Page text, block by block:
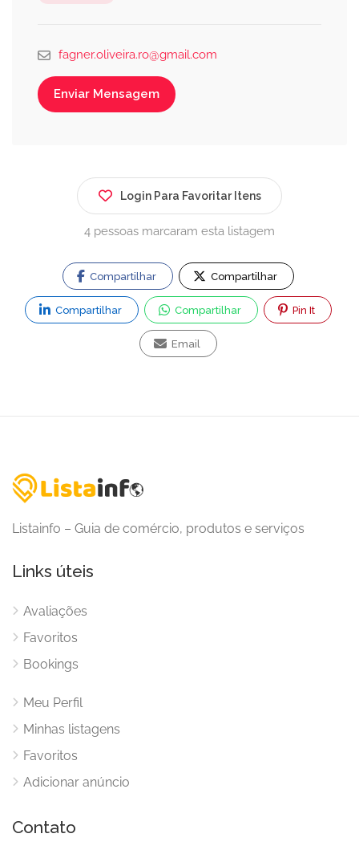
fagner.oliveira.ro@gmail.com
Enviar Mensagem
Login Para Favoritar Itens
4 pessoas marcaram esta listagem
Compartilhar Compartilhar
Compartilhar Compartilhar Pin It
Email
Listainfo – Guia de comércio, produtos e serviços
Links úteis
Avaliações
Favoritos
Bookings
Meu Perfil
Minhas listagens
Favoritos
Adicionar anúncio
Contato